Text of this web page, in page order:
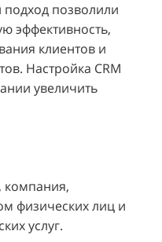
позволили
эффективность,
клиентов и
Настройка CRM
увеличить
компания,
физических лиц и
услуг.